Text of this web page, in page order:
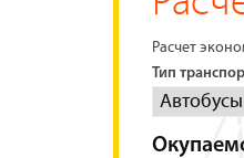
Расчет
Тип